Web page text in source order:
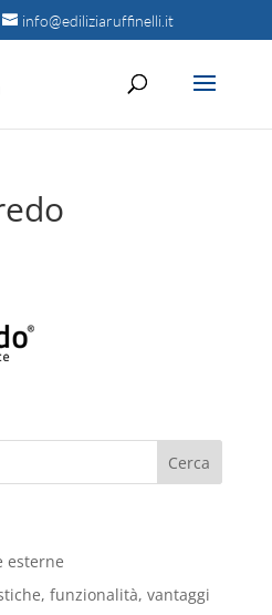
info@ediliziaruffinelli.it
esterne
funzionalità, vantaggi